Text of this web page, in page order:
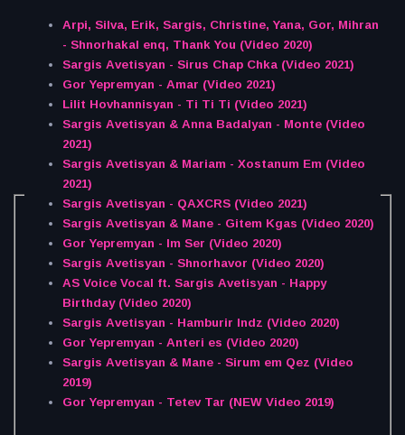
Arpi, Silva, Erik, Sargis, Christine, Yana, Gor, Mihran
- Shnorhakal enq, Thank You (Video 2020)
Sargis Avetisyan - Sirus Chap Chka (Video 2021)
Gor Yepremyan - Amar (Video 2021)
Lilit Hovhannisyan - Ti Ti Ti (Video 2021)
Sargis Avetisyan & Anna Badalyan - Monte (Video
2021)
Sargis Avetisyan & Mariam - Xostanum Em (Video
2021)
Sargis Avetisyan - QAXCRS (Video 2021)
Sargis Avetisyan & Mane - Gitem Kgas (Video 2020)
Gor Yepremyan - Im Ser (Video 2020)
Sargis Avetisyan - Shnorhavor (Video 2020)
AS Voice Vocal ft. Sargis Avetisyan - Happy
Birthday (Video 2020)
Sargis Avetisyan - Hamburir Indz (Video 2020)
Gor Yepremyan - Anteri es (Video 2020)
Sargis Avetisyan & Mane - Sirum em Qez (Video
2019)
Gor Yepremyan - Tetev Tar (NEW Video 2019)